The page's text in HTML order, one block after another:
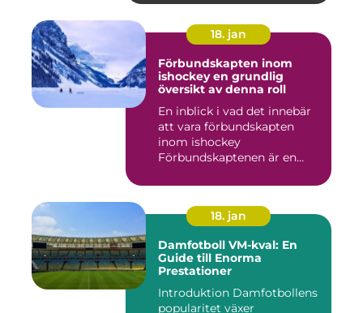
18. jan
Förbundskapten inom
ishockey en grundlig
översikt av denna roll
En inblick i vad det innebär
att vara förbundskapten
inom ishockey
Förbundskaptenen är en
18. jan
Damfotboll VM-kval: En
Guide till Enorma
Prestationer
Introduktion Damfotbollens
popularitet växer